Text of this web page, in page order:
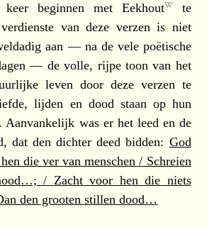
beginnen met Eekhout
te
van deze verzen is niet
aan — na de vele poëtische
— de volle, rijpe toon van het
leven door deze verzen te
lijden en dood staan op hun
Aanvankelijk was er het leed en de
dat den dichter deed bidden: God
die ver van menschen / Schreien
/ Zacht voor hen die niets
den grooten stillen dood…